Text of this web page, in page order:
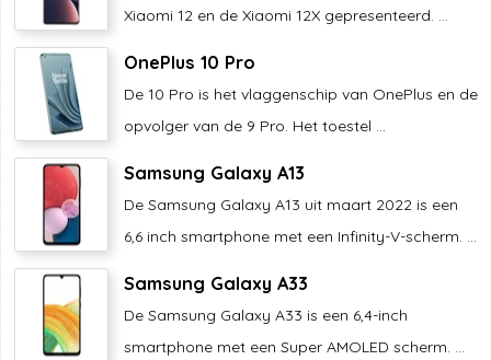
Xiaomi 12 en de Xiaomi 12X gepresenteerd. ...
OnePlus 10 Pro
De 10 Pro is het vlaggenschip van OnePlus en de
opvolger van de 9 Pro. Het toestel ...
Samsung Galaxy A13
De Samsung Galaxy A13 uit maart 2022 is een
6,6 inch smartphone met een Infinity-V-scherm. ...
Samsung Galaxy A33
De Samsung Galaxy A33 is een 6,4-inch
smartphone met een Super AMOLED scherm. ...